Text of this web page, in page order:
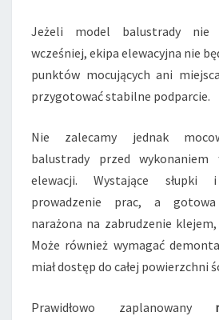
Jeżeli model balustrady nie
wcześniej, ekipa elewacyjna nie
punktów mocujących ani
przygotować stabilne podparcie.
Nie zalecamy jednak
balustrady przed wykonaniem
elewacji. Wystające
prowadzenie prac, a
narażona na zabrudzenie
Może również wymagać
miał dostęp do całej powierzchni
Prawidłowo zaplanowany